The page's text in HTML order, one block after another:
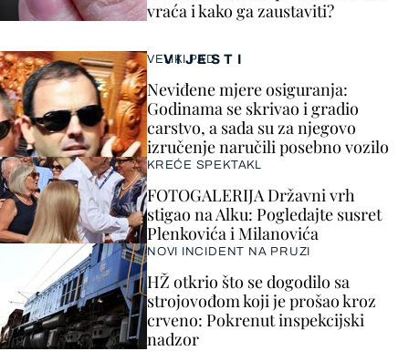
VIJESTI
VELIKI PAD
Neviđene mjere osiguranja:
Godinama se skrivao i gradio
carstvo, a sada su za njegovo
izručenje naručili posebno vozilo
KREĆE SPEKTAKL
FOTOGALERIJA Državni vrh
stigao na Alku: Pogledajte susret
Plenkovića i Milanovića
NOVI INCIDENT NA PRUZI
HŽ otkrio što se dogodilo sa
strojovođom koji je prošao kroz
crveno: Pokrenut inspekcijski
nadzor
vraća i kako ga zaustaviti?